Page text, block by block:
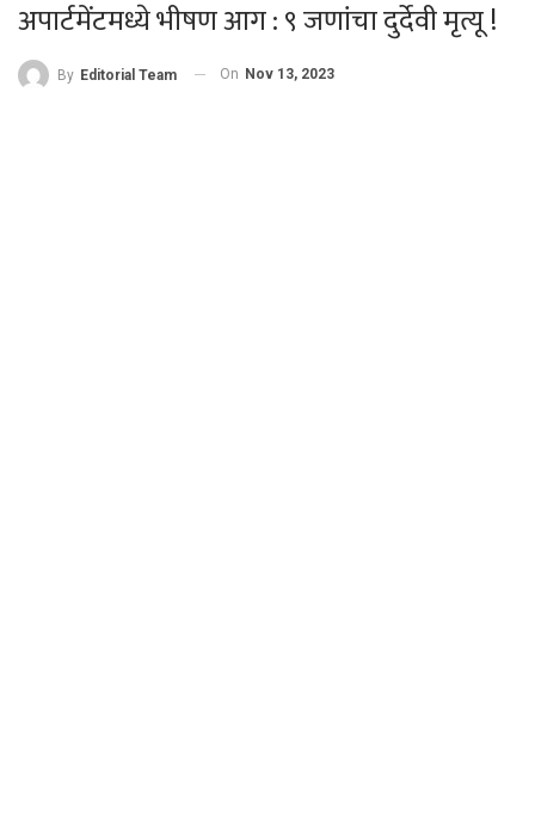
अपार्टमेंटमध्ये भीषण आग : ९ जणांचा दुर्देवी मृत्यू !
By Editorial Team On Nov 13, 2023